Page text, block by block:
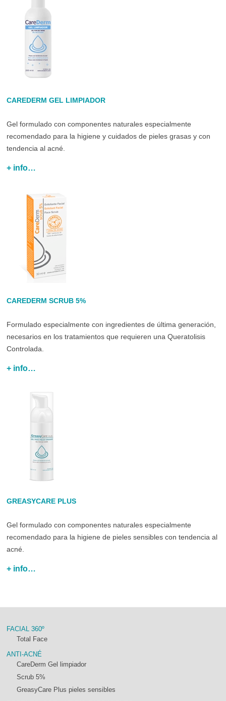
CAREDERM GEL LIMPIADOR
Gel formulado con componentes naturales especialmente
recomendado para la higiene y cuidados de pieles grasas y con
tendencia al acné.
+ info…
CAREDERM SCRUB 5%
Formulado especialmente con ingredientes de última generación,
necesarios en los tratamientos que requieren una Queratolisis
Controlada.
+ info…
GREASYCARE PLUS
Gel formulado con componentes naturales especialmente
recomendado para la higiene de pieles sensibles con tendencia al
acné.
+ info…
FACIAL 360º
Total Face
ANTI-ACNÉ
CareDerm Gel limpiador
Scrub 5%
GreasyCare Plus pieles sensibles